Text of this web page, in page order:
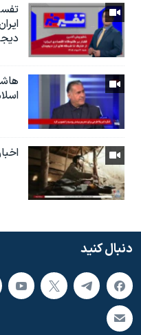
دنبال کنید